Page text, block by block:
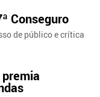
Conseguro
de público e crítica